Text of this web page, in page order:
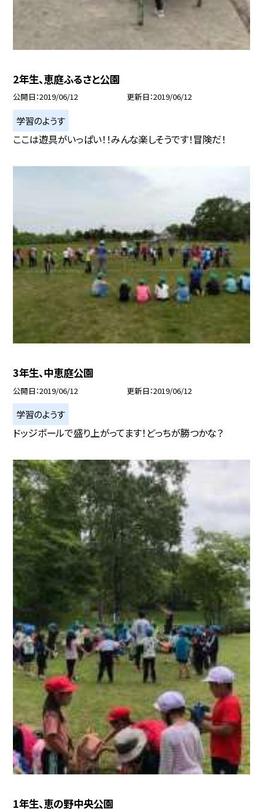
2年生、恵庭ふるさと公園
公開日 2019/06/12 更新日 2019/06/12
学習のようす
ここは遊具がいっぱい！！みんな楽しそうです！冒険だ！
3年生、中恵庭公園
公開日 2019/06/12 更新日 2019/06/12
学習のようす
ドッジボールで盛り上がってます！どっちが勝つかな？
1年生、恵の野中央公園